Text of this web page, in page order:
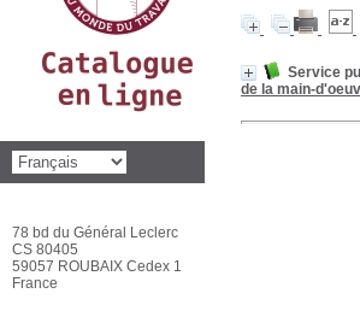
Service
de la main-
78 bd du Général Leclerc
CS 80405
59057 ROUBAIX Cedex 1
France